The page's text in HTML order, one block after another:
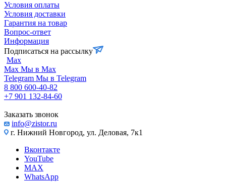
Условия оплаты
Условия доставки
Гарантия на товар
Вопрос-ответ
Информация
Подписаться на рассылку
Max
Max Мы в Max
Telegram Мы в Telegram
8 800 600-40-82
+7 901 132-84-60
Заказать звонок
info@zistor.ru
г. Нижний Новгород, ул. Деловая, 7к1
Вконтакте
YouTube
MAX
WhatsApp